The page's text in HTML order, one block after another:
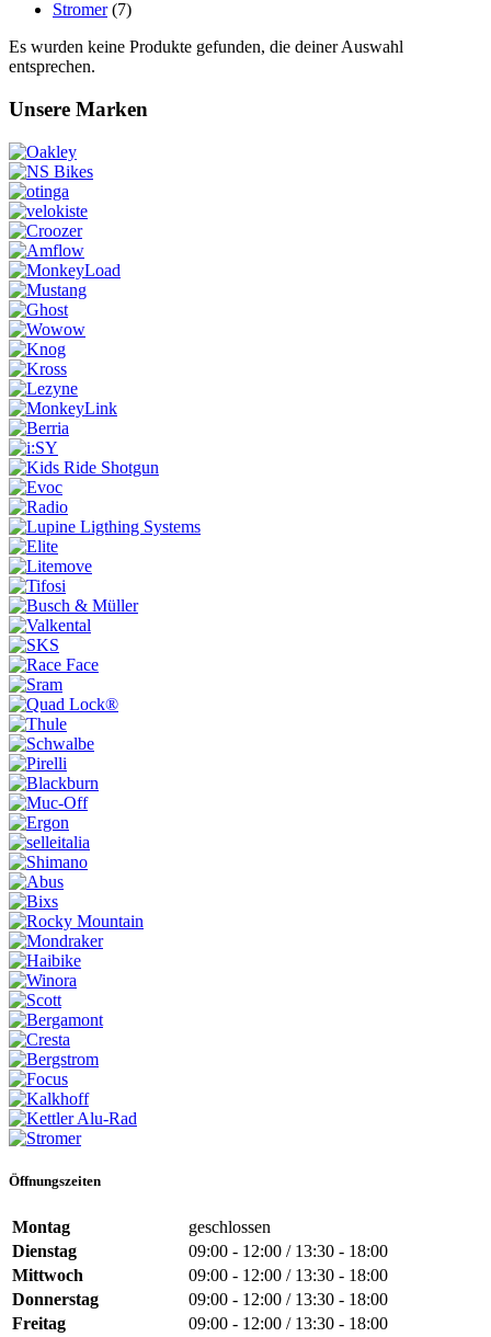
Stromer (7)
Es wurden keine Produkte gefunden, die deiner Auswahl
entsprechen.
Unsere Marken
Öffnungszeiten
Montag
geschlossen
Dienstag
09:00 - 12:00 / 13:30 - 18:00
Mittwoch
09:00 - 12:00 / 13:30 - 18:00
Donnerstag
09:00 - 12:00 / 13:30 - 18:00
Freitag
09:00 - 12:00 / 13:30 - 18:00